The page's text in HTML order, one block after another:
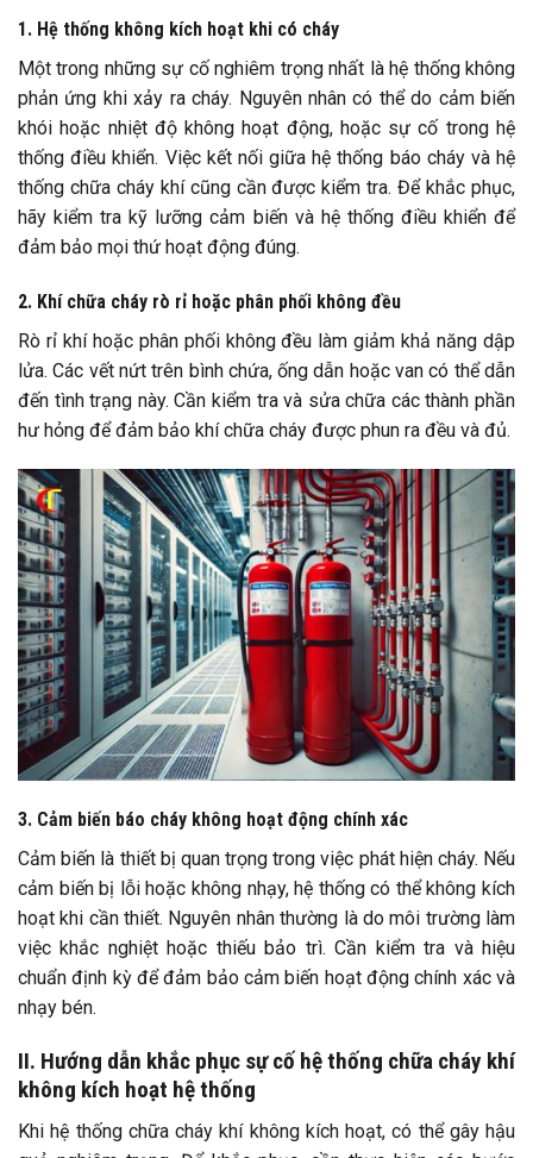
1. Hệ thống không kích hoạt khi có cháy
Một trong những sự cố nghiêm trọng nhất là hệ thống không
phản ứng khi xảy ra cháy. Nguyên nhân có thể do cảm biến
khói hoặc nhiệt độ không hoạt động, hoặc sự cố trong hệ
thống điều khiển. Việc kết nối giữa hệ thống báo cháy và hệ
thống chữa cháy khí cũng cần được kiểm tra. Để khắc phục,
hãy kiểm tra kỹ lưỡng cảm biến và hệ thống điều khiển để
đảm bảo mọi thứ hoạt động đúng.
2. Khí chữa cháy rò rỉ hoặc phân phối không đều
Rò rỉ khí hoặc phân phối không đều làm giảm khả năng dập
lửa. Các vết nứt trên bình chứa, ống dẫn hoặc van có thể dẫn
đến tình trạng này. Cần kiểm tra và sửa chữa các thành phần
hư hỏng để đảm bảo khí chữa cháy được phun ra đều và đủ.
3. Cảm biến báo cháy không hoạt động chính xác
Cảm biến là thiết bị quan trọng trong việc phát hiện cháy. Nếu
cảm biến bị lỗi hoặc không nhạy, hệ thống có thể không kích
hoạt khi cần thiết. Nguyên nhân thường là do môi trường làm
việc khắc nghiệt hoặc thiếu bảo trì. Cần kiểm tra và hiệu
chuẩn định kỳ để đảm bảo cảm biến hoạt động chính xác và
nhạy bén.
II. Hướng dẫn khắc phục sự cố hệ thống chữa cháy khí
không kích hoạt hệ thống
Khi hệ thống chữa cháy khí không kích hoạt, có thể gây hậu